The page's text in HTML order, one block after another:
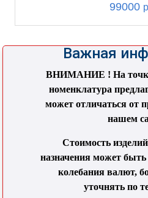
99000
Важная
ВНИМАНИЕ ! На
номенклатура
может отличаться от
нашем
Стоимость
назначения может быть
колебания валют,
уточнять по